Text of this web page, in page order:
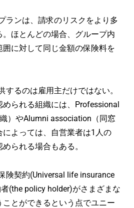
ランは、請求のリスクをより多
。ほとんどの場合、グループ内
に対して同じ金額の保険料を
するのは雇用主だけではない。
められる組織には、Professional
）やAlumni association（同窓
よっては、自営業者は1人の
られる場合もある。
険契約(Universal life insurance
(the policy holder)がさまざまな
とができるという点でユニー